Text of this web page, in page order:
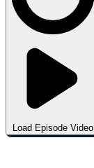
Load Episode Video